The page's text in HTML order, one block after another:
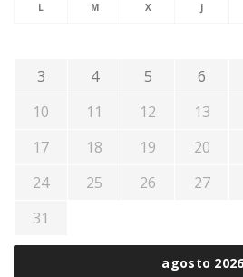
agosto 2026
L M X J
3
4 5 6
10
11 12 13
17
18 19 20
24
25 26 27
31